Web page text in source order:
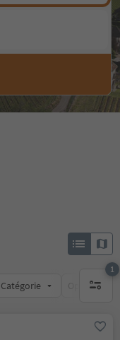
Catégorie Options de
1
1 filtre